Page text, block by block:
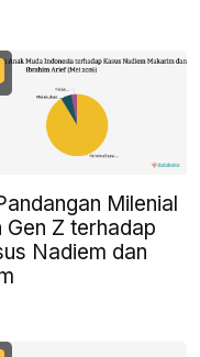
Milenial
Gen Z terhadap
Nadiem dan